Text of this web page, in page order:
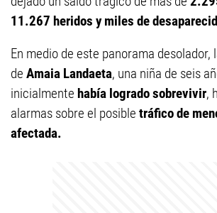
11.267 heridos y miles de
En medio de este panorama desolador,
de Amaia Landaeta, una niña de seis
inicialmente había logrado sobrevivir,
alarmas sobre el posible tráfico de
afectada.